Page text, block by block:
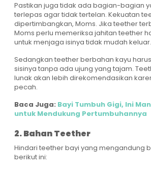
Pastikan juga tidak ada bagian-bagian
terlepas agar tidak tertelan. Kekuatan
dipertimbangkan, Moms. Jika teether
Moms perlu memeriksa jahitan teether
untuk menjaga isinya tidak mudah keluar.
Sedangkan teether berbahan kayu
sisinya tanpa ada ujung yang tajam.
lunak akan lebih direkomendasikan
pecah.
Baca Juga: Bayi Tumbuh Gigi, Ini
untuk Mendukung Pertumbuhannya
2. Bahan Teether
Hindari teether bayi yang mengandung
berikut ini: